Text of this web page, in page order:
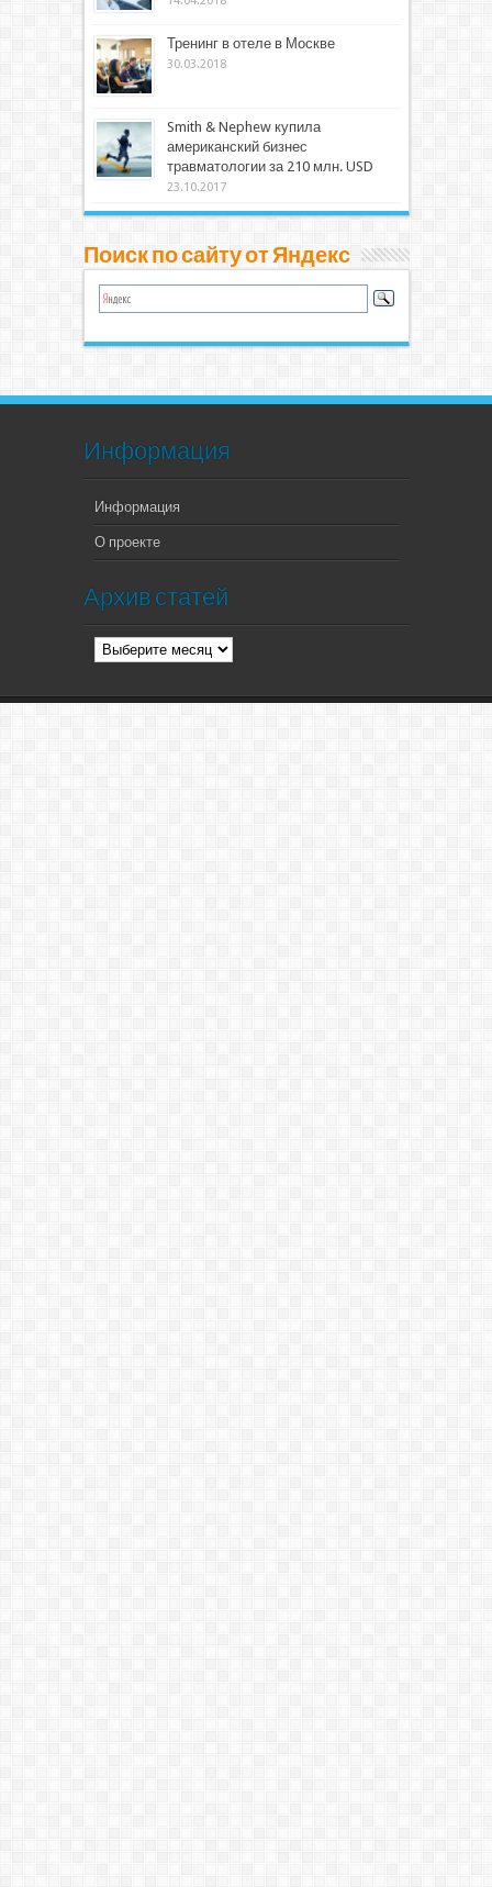
Тренинг в отеле в Москве
30.03.2018
Smith & Nephew купила
американский бизнес
травматологии за 210 млн. USD
23.10.2017
Поиск по сайту от Яндекс
Информация
Информация
О проекте
Архив статей
Архив
статей